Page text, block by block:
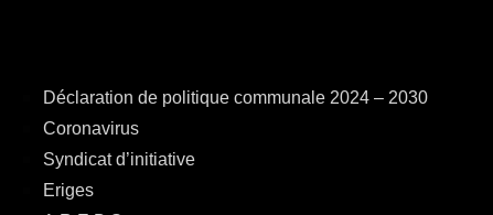
Déclaration de politique communale 2024 – 2030
Coronavirus
Syndicat d’initiative
Eriges